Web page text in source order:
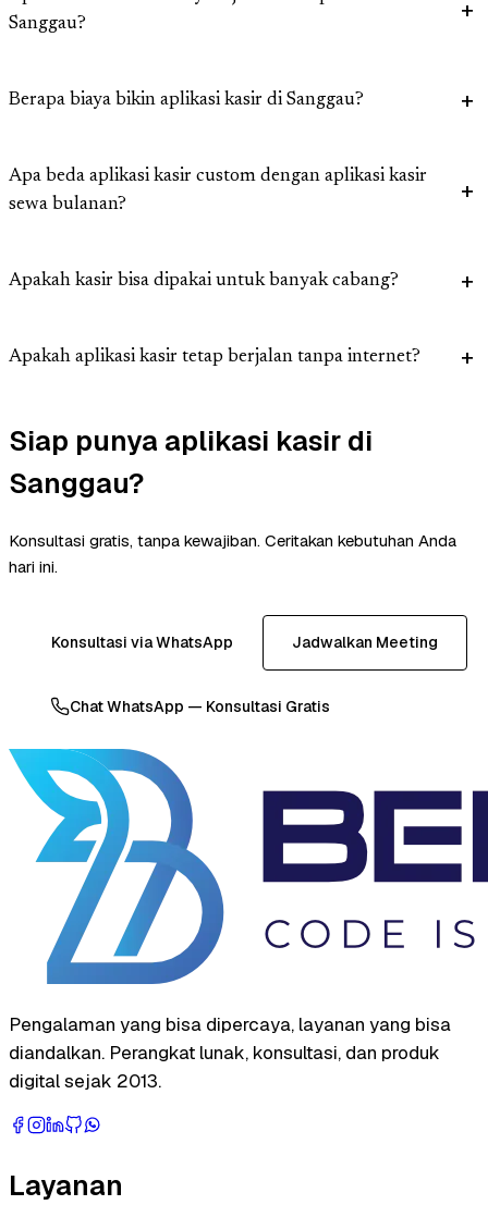
Sanggau?
Berapa biaya bikin aplikasi kasir di Sanggau?
Apa beda aplikasi kasir custom dengan aplikasi kasir
sewa bulanan?
Apakah kasir bisa dipakai untuk banyak cabang?
Apakah aplikasi kasir tetap berjalan tanpa internet?
Siap punya aplikasi kasir di
Sanggau?
Konsultasi gratis, tanpa kewajiban. Ceritakan kebutuhan Anda
hari ini.
Konsultasi via WhatsApp Jadwalkan Meeting
Chat WhatsApp — Konsultasi Gratis
Pengalaman yang bisa dipercaya, layanan yang bisa
diandalkan. Perangkat lunak, konsultasi, dan produk
digital sejak 2013.
Layanan